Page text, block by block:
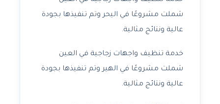
شملت مشروعًا في اليحر وتم تنفيذها بجودة
عالية ونتائج مثالية.
خدمة تنظيف واجهات زجاجية في العين
شملت مشروعًا في الهير وتم تنفيذها بجودة
عالية ونتائج مثالية.